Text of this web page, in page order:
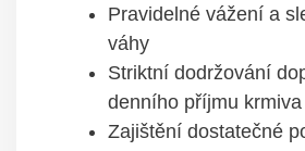
Pravidelné vážení a
váhy
Striktní dodržování
denního příjmu krmiva
Zajištění dostatečné